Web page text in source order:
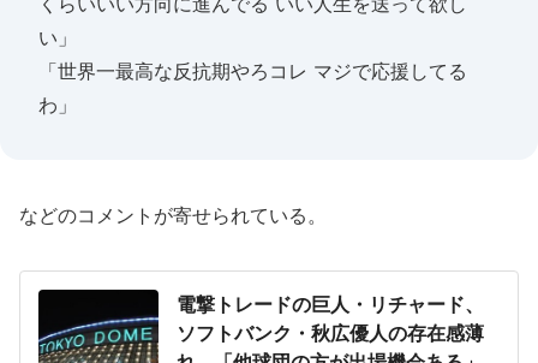
い」
「世界一最高な反抗期やろコレ マジで応援してる
わ」
などのコメントが寄せられている。
電撃トレードの巨人・リチャード、
ソフトバンク・秋広優人の存在感薄